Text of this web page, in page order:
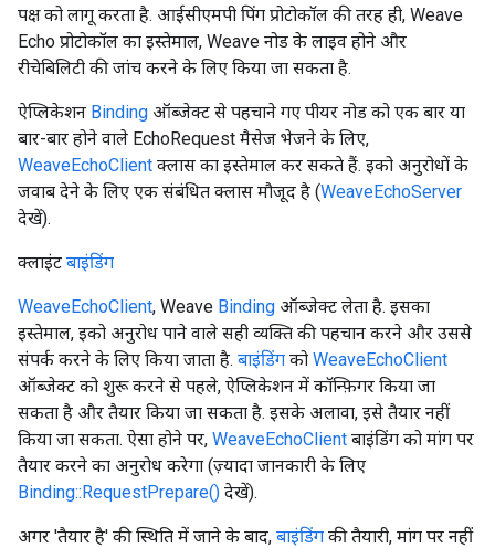
पक्ष को लागू करता है. आईसीएमपी पिंग प्रोटोकॉल की तरह ही, Weave
Echo प्रोटोकॉल का इस्तेमाल, Weave नोड के लाइव होने और
रीचेबिलिटी की जांच करने के लिए किया जा सकता है.
ऐप्लिकेशन Binding ऑब्जेक्ट से पहचाने गए पीयर नोड को एक बार या
बार-बार होने वाले EchoRequest मैसेज भेजने के लिए,
WeaveEchoClient क्लास का इस्तेमाल कर सकते हैं. इको अनुरोधों के
जवाब देने के लिए एक संबंधित क्लास मौजूद है (WeaveEchoServer
देखें).
क्लाइंट बाइंडिंग
WeaveEchoClient, Weave Binding ऑब्जेक्ट लेता है. इसका
इस्तेमाल, इको अनुरोध पाने वाले सही व्यक्ति की पहचान करने और उससे
संपर्क करने के लिए किया जाता है. बाइंडिंग को WeaveEchoClient
ऑब्जेक्ट को शुरू करने से पहले, ऐप्लिकेशन में कॉन्फ़िगर किया जा
सकता है और तैयार किया जा सकता है. इसके अलावा, इसे तैयार नहीं
किया जा सकता. ऐसा होने पर, WeaveEchoClient बाइंडिंग को मांग पर
तैयार करने का अनुरोध करेगा (ज़्यादा जानकारी के लिए
Binding::RequestPrepare() देखें).
अगर 'तैयार है' की स्थिति में जाने के बाद, बाइंडिंग की तैयारी, मांग पर नहीं